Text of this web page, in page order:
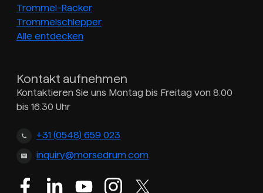
Trommel-Racker
Trommelschlepper
Alle entdecken
Kontakt aufnehmen
Kontaktieren Sie uns Montag bis Freitag von 8:00
bis 16:30 Uhr
+31 (0548) 659 023
inquiry@morsedrum.com